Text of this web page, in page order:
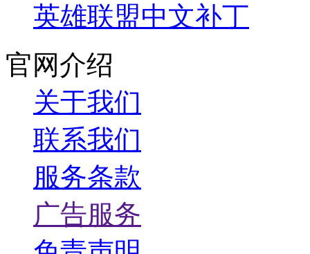
英雄联盟中文补丁
官网介绍
关于我们
联系我们
服务条款
广告服务